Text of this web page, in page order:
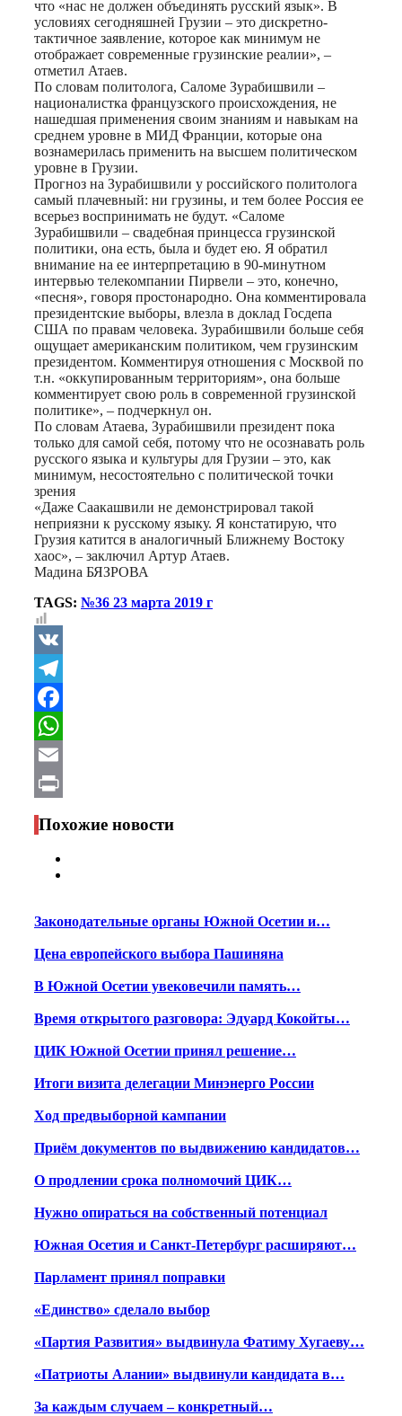
что «нас не должен объединять русский язык». В
условиях сегодняшней Грузии – это дискретно-
тактичное заявление, которое как минимум не
отображает современные грузинские реалии», –
отметил Атаев.
По словам политолога, Саломе Зурабишвили –
националистка французского происхождения, не
нашедшая применения своим знаниям и навыкам на
среднем уровне в МИД Франции, которые она
вознамерилась применить на высшем политическом
уровне в Грузии.
Прогноз на Зурабишвили у российского политолога
самый плачевный: ни грузины, и тем более Россия ее
всерьез воспринимать не будут. «Саломе
Зурабишвили – свадебная принцесса грузинской
политики, она есть, была и будет ею. Я обратил
внимание на ее интерпретацию в 90-минутном
интервью телекомпании Пирвели – это, конечно,
«песня», говоря простонародно. Она комментировала
президентские выборы, влезла в доклад Госдепа
США по правам человека. Зурабишвили больше себя
ощущает американским политиком, чем грузинским
президентом. Комментируя отношения с Москвой по
т.н. «оккупированным территориям», она больше
комментирует свою роль в современной грузинской
политике», – подчеркнул он.
По словам Атаева, Зурабишвили президент пока
только для самой себя, потому что не осознавать роль
русского языка и культуры для Грузии – это, как
минимум, несостоятельно с политической точки
зрения
«Даже Саакашвили не демонстрировал такой
неприязни к русскому языку. Я констатирую, что
Грузия катится в аналогичный Ближнему Востоку
хаос», – заключил Артур Атаев.
Мадина БЯЗРОВА
TAGS: №36 23 марта 2019 г
VK
Telegram
Facebook
WhatsApp
Email
Print
Похожие новости
Законодательные органы Южной Осетии и…
Цена европейского выбора Пашиняна
В Южной Осетии увековечили память…
Время открытого разговора: Эдуард Кокойты…
ЦИК Южной Осетии принял решение…
Итоги визита делегации Минэнерго России
Ход предвыборной кампании
Приём документов по выдвижению кандидатов…
О продлении срока полномочий ЦИК…
Нужно опираться на собственный потенциал
Южная Осетия и Санкт-Петербург расширяют…
Парламент принял поправки
«Единство» сделало выбор
«Партия Развития» выдвинула Фатиму Хугаеву…
«Патриоты Алании» выдвинули кандидата в…
За каждым случаем – конкретный…